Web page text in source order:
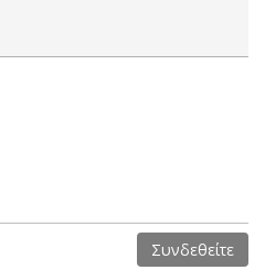
Συνδεθείτε